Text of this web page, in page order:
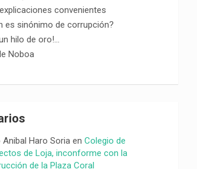
convenientes
es sinónimo de corrupción?
hilo de oro!…
Noboa
Anibal Haro Soria enColegio de
de Loja, inconforme con la
de la Plaza Coral